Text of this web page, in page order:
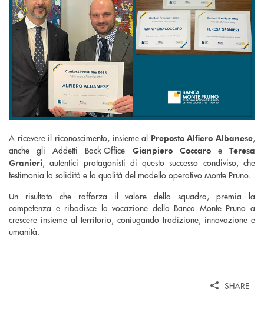
A ricevere il riconoscimento, insieme al Preposto Alfiero Albanese,
anche gli Addetti Back-Office Gianpiero CoccaroeTeresa
Granieri, autentici protagonisti di questo successo condiviso, che
testimonia la solidità e la qualità del modello operativo Monte Pruno.
Un risultato che rafforza il valore della squadra, premia la
competenza e ribadisce la vocazione della Banca Monte Pruno a
crescere insieme al territorio, coniugando tradizione, innovazione e
umanità.
SHARE